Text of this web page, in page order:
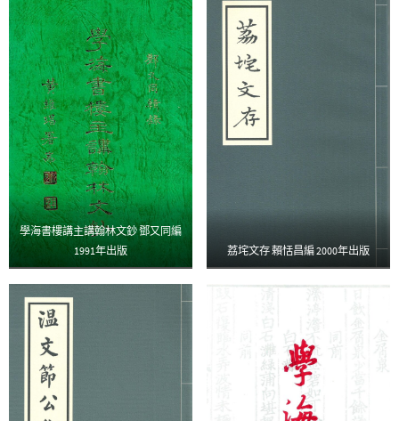
學海書樓講主講翰林文鈔 鄧又同編
1991年出版
荔垞文存 賴恬昌編 2000年出版